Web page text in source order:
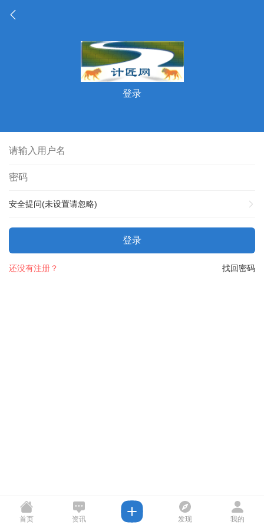
登录
安全提问(未设置请忽略)
登录
找回密码
还没有注册？
首页 资讯 发现 我的